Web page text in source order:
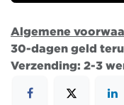
Algemene
30-dagen geld
Verzending: 2-3